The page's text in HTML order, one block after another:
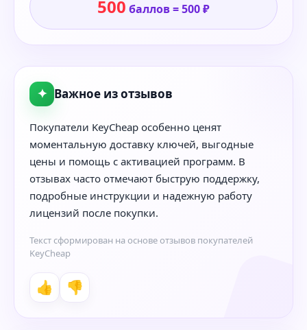
500 баллов = 500 ₽
✦ Важное из отзывов
Покупатели KeyCheap особенно ценят
моментальную доставку ключей, выгодные
цены и помощь с активацией программ. В
отзывах часто отмечают быструю поддержку,
подробные инструкции и надежную работу
лицензий после покупки.
Текст сформирован на основе отзывов покупателей
KeyCheap
👍 👎